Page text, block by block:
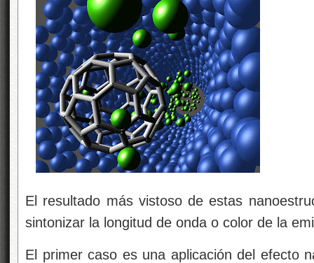
El resultado más vistoso de estas
sintonizar la longitud de onda o color de la
El primer caso es una aplicación del efecto